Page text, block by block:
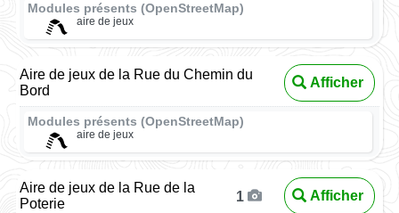
Modules présents (OpenStreetMap)
aire de jeux
Aire de jeux de la Rue du Chemin du
Bord
Afficher
Modules présents (OpenStreetMap)
aire de jeux
Aire de jeux de la Rue de la
Poterie
1 Afficher